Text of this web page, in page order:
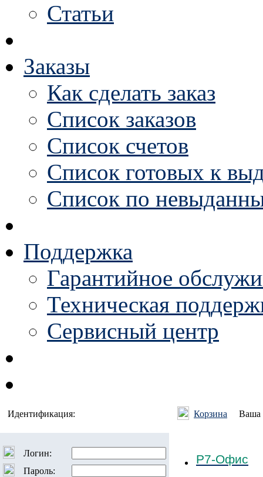
Статьи
Заказы
Как сделать заказ
Список заказов
Список счетов
Список готовых к
Список по
Поддержка
Гарантийное
Техническая
Сервисный центр
Идентификация: Корзина Ваша
Логин:
Пароль:
Р7-Офис